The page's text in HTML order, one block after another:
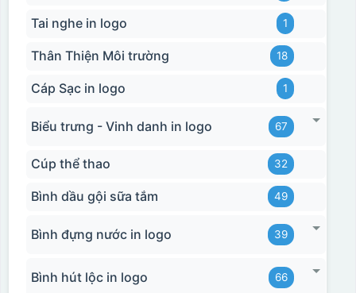
Tai nghe in logo 1
Thân Thiện Môi trường 18
Cáp Sạc in logo 1
Biểu trưng - Vinh danh in logo 67
Cúp thể thao 32
Bình dầu gội sữa tắm 49
Bình đựng nước in logo 39
Bình hút lộc in logo 66